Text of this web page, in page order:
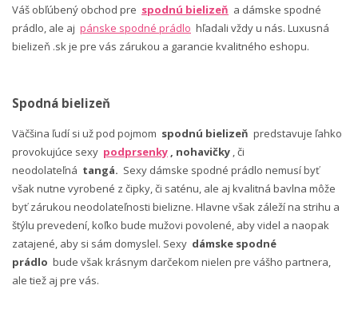
Váš obľúbený obchod pre spodnú bielizeň a dámske spodné
prádlo, ale aj pánske spodné prádlo hľadali vždy u nás. Luxusná
bielizeň .sk je pre vás zárukou a garancie kvalitného eshopu.
Spodná bielizeň
Väčšina ľudí si už pod pojmom spodnú bielizeň predstavuje ľahko
provokujúce sexy podprsenky , nohavičky , či
neodolateľná tangá. Sexy dámske spodné prádlo nemusí byť
však nutne vyrobené z čipky, či saténu, ale aj kvalitná bavlna môže
byť zárukou neodolateľnosti bielizne. Hlavne však záleží na strihu a
štýlu prevedení, koľko bude mužovi povolené, aby videl a naopak
zatajené, aby si sám domyslel. Sexy dámske spodné
prádlo bude však krásnym darčekom nielen pre vášho partnera,
ale tiež aj pre vás.